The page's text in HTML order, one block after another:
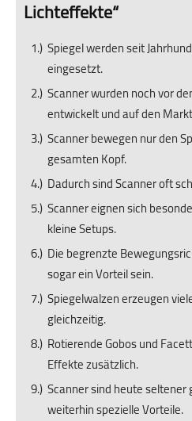
Lichteffekte“
Spiegel werden seit
eingesetzt.
Scanner wurden noch vor
entwickelt und auf den
Scanner bewegen nur den
gesamten Kopf.
Dadurch sind Scanner oft
Scanner eignen sich
kleine Setups.
Die begrenzte
sogar ein Vorteil sein.
Spiegelwalzen erzeugen
gleichzeitig.
Rotierende Gobos und
Effekte zusätzlich.
Scanner sind heute
weiterhin spezielle Vorteile.